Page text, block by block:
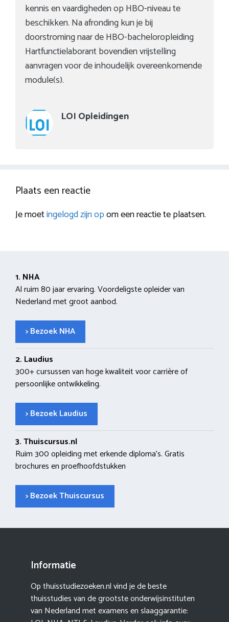
kennis en vaardigheden op HBO-niveau te
beschikken. Na afronding kun je bij
doorstroming naar de HBO-bacheloropleiding
Hartfunctielaborant bovendien vrijstelling
aanvragen voor de inhoudelijk overeenkomende
module(s).
LOI Opleidingen
Plaats een reactie
Je moetingelogd zijn opom een reactie te plaatsen.
1. NHA
Al ruim 80 jaar ervaring. Voordeligste opleider van
Nederland met groot aanbod.
> Bezoek NHA
2. Laudius
300+ cursussen van hoge kwaliteit voor carrière of
persoonlijke ontwikkeling.
> Bezoek Laudius
3. Thuiscursus.nl
Ruim 300 opleiding met erkende diploma’s. Gratis
brochures en proefhoofdstukken
> Bezoek Thuiscursus
Informatie
Op thuisstudiezoeken.nl vind je de beste
thuisstudies van de grootste onderwijsinstituten
van Nederland met examens en slaaggarantie: